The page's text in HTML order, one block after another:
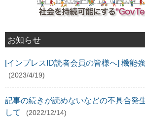
お知らせ
[インプレスID読者会員の皆様へ] 機能
(2023/4/19)
記事の続きが読めないなどの不具合発
して
(2022/12/14)